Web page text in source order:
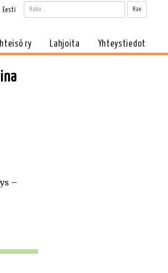
Haku:
Eesti
ry Lahjoita Yhteystiedot
–